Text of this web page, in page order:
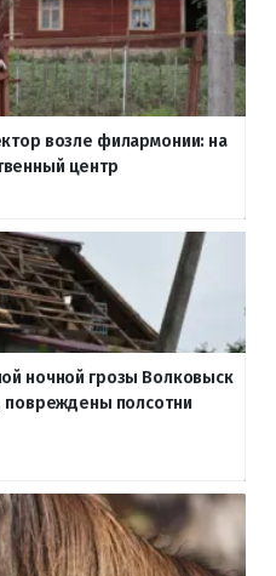
возле филармонии: на
центр
ночной грозы Волковыск
повреждены полсотни